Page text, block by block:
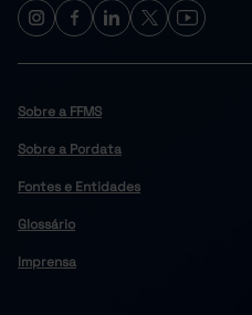
Sobre a FFMS
Sobre a Pordata
Fontes e Entidades
Glossário
Imprensa